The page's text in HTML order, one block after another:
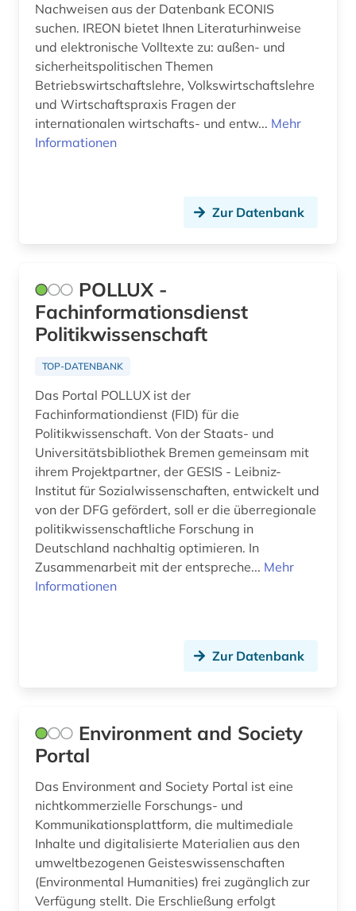
ausländisches recht (1)
ausschreibung (1)
aussprache (2)
auswanderung (2)
authentizität (1)
autobiografie (2)
autobiografische literatur (3)
außenhandel (3)
außenhandel mit industriegütern (1)
außenpolitik (1)
außenwirtschaft (2)
avantgarde (1)
avestisch (1)
ballett (1)
baltikum (1)
bankenregulierung (1)
bankenstatistik (1)
bargfeld (1)
Nachweisen aus der Datenbank ECONIS
suchen. IREON bietet Ihnen Literaturhinweise
und elektronische Volltexte zu: außen- und
sicherheitspolitischen Themen
Betriebswirtschaftslehre, Volkswirtschaftslehre
und Wirtschaftspraxis Fragen der
internationalen wirtschafts- und entw... Mehr
Informationen
Zur Datenbank
POLLUX -
Fachinformationsdienst
Politikwissenschaft
TOP-DATENBANK
Das Portal POLLUX ist der
Fachinformationdienst (FID) für die
Politikwissenschaft. Von der Staats- und
Universitätsbibliothek Bremen gemeinsam mit
ihrem Projektpartner, der GESIS - Leibniz-
Institut für Sozialwissenschaften, entwickelt und
von der DFG gefördert, soll er die überregionale
politikwissenschaftliche Forschung in
Deutschland nachhaltig optimieren. In
Zusammenarbeit mit der entspreche... Mehr
Informationen
Zur Datenbank
Environment and Society
Portal
Das Environment and Society Portal ist eine
nichtkommerzielle Forschungs- und
Kommunikationsplattform, die multimediale
Inhalte und digitalisierte Materialien aus den
umweltbezogenen Geisteswissenschaften
(Environmental Humanities) frei zugänglich zur
Verfügung stellt. Die Erschließung erfolgt